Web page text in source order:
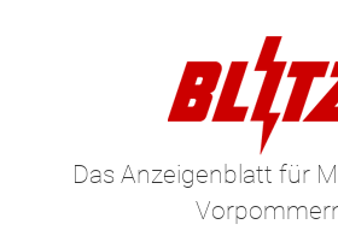
Das Anzeigenblatt für